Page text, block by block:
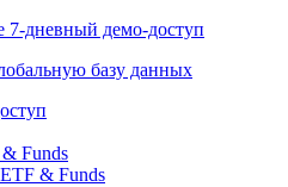
7-дневный демо-доступ
базу данных
Funds
& Funds